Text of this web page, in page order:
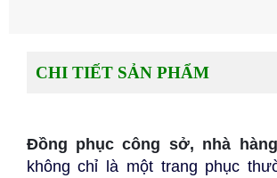
CHI TIẾT SẢN PHẨM
Đồng phục công sở, nhà
không chỉ là một trang phục